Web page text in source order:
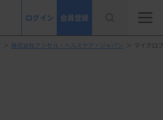
ログイン 会員登録
＞ 株式会社アンセル・ヘルスケア・ジャパン ＞ マイクロ